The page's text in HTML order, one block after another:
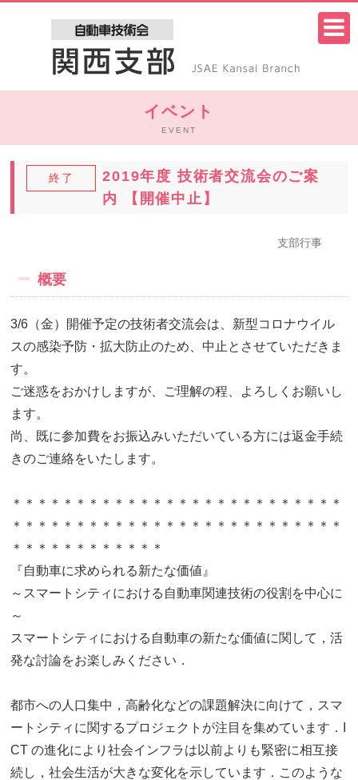
イベント
EVENT
終了
2019年度 技術者交流会のご案
内 【開催中止】
支部行事
概要
3/6（金）開催予定の技術者交流会は、新型コロナウイル
スの感染予防・拡大防止のため、中止とさせていただきま
す。
ご迷惑をおかけしますが、ご理解の程、よろしくお願いし
ます。
尚、既に参加費をお振込みいただいている方には返金手続
きのご連絡をいたします。
＊＊＊＊＊＊＊＊＊＊＊＊＊＊＊＊＊＊＊＊＊＊＊＊＊＊
＊＊＊＊＊＊＊＊＊＊＊＊＊＊＊＊＊＊＊＊＊＊＊＊＊＊
＊＊＊＊＊＊＊＊＊＊＊＊
『自動車に求められる新たな価値』
～スマートシティにおける自動車関連技術の役割を中心に
～
スマートシティにおける自動車の新たな価値に関して，活
発な討論をお楽しみください．
都市への人口集中，高齢化などの課題解決に向けて，スマ
ートシティに関するプロジェクトが注目を集めています．I
CT の進化により社会インフラは以前よりも緊密に相互接
続し，社会生活が大きな変化を示しています．このような